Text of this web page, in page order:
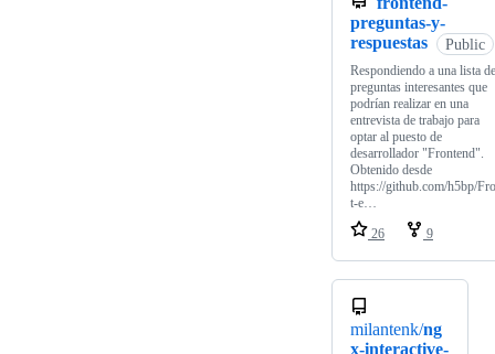
preguntas-y-
respuestas
Public
Respondiendo a una lista de
preguntas interesantes que
podrían realizar en una
entrevista de trabajo para
optar al puesto de
desarrollador "Frontend".
Obtenido desde
https://github.com/h5bp/
t-e…
26
9
milantenk/ng
x-interactive-